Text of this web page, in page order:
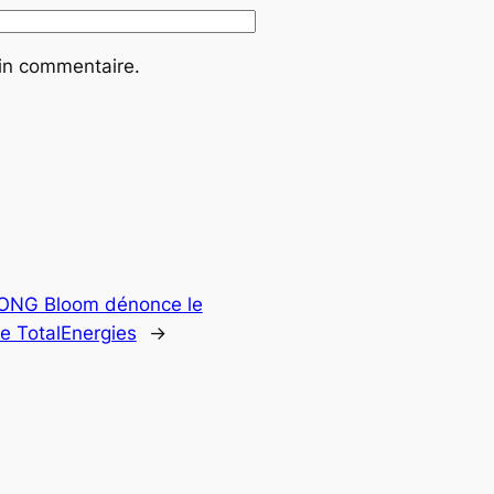
commentaire.
Bloom dénonce le
TotalEnergies
→